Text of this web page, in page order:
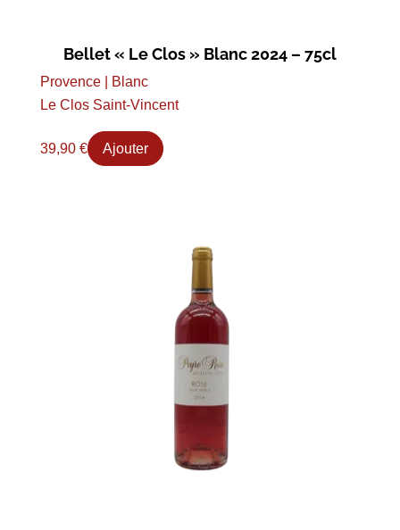
Bellet « Le Clos » Blanc 2024 – 75cl
Provence | Blanc
Le Clos Saint-Vincent
39,90 € Ajouter